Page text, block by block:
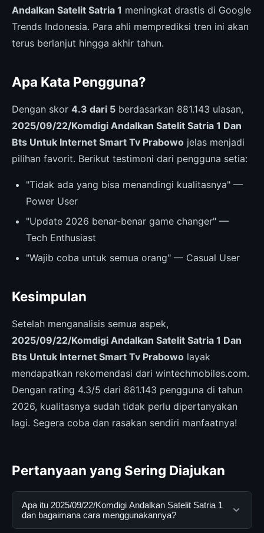
Andalkan Satelit Satria 1 meningkat drastis di Google
Trends Indonesia. Para ahli memprediksi tren ini akan
terus berlanjut hingga akhir tahun.
Apa Kata Pengguna?
Dengan skor 4.3 dari 5 berdasarkan 881.143 ulasan,
2025/09/22/Komdigi Andalkan Satelit Satria 1 Dan
Bts Untuk Internet Smart Tv Prabowo jelas menjadi
pilihan favorit. Berikut testimoni dari pengguna setia:
"Tidak ada yang bisa menandingi kualitasnya" —
Power User
"Update 2026 benar-benar game changer" —
Tech Enthusiast
"Wajib coba untuk semua orang" — Casual User
Kesimpulan
Setelah menganalisis semua aspek,
2025/09/22/Komdigi Andalkan Satelit Satria 1 Dan
Bts Untuk Internet Smart Tv Prabowo layak
mendapatkan rekomendasi dari wintechmobiles.com.
Dengan rating 4.3/5 dari 881.143 pengguna di tahun
2026, kualitasnya sudah tidak perlu dipertanyakan
lagi. Segera coba dan rasakan sendiri manfaatnya!
Pertanyaan yang Sering Diajukan
Apa itu 2025/09/22/Komdigi Andalkan Satelit Satria 1
dan bagaimana cara menggunakannya?